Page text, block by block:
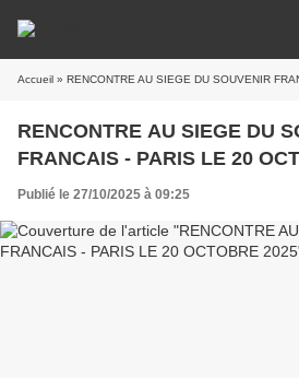
Accueil » RENCONTRE AU SIEGE DU SOUVENIR
RENCONTRE AU SIEGE DU
FRANCAIS - PARIS LE 20
Publié le 27/10/2025 à 09:25